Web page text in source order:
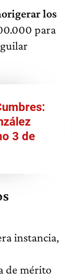
los
para
3 de
instancia,
de mérito